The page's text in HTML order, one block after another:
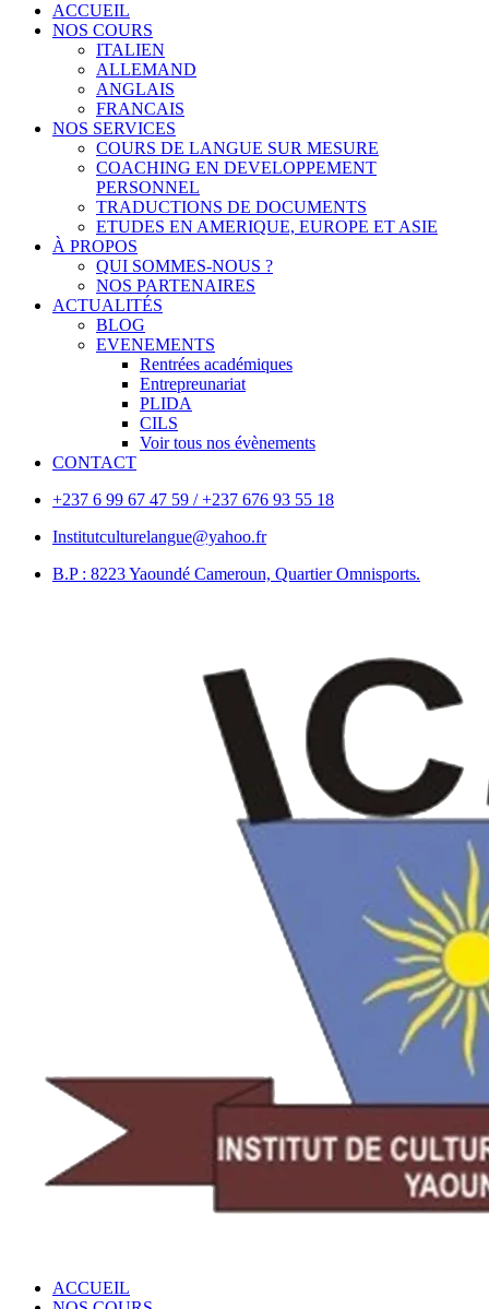
ACCUEIL
NOS COURS
ITALIEN
ALLEMAND
ANGLAIS
FRANCAIS
NOS SERVICES
COURS DE LANGUE SUR MESURE
COACHING EN DEVELOPPEMENT
PERSONNEL
TRADUCTIONS DE DOCUMENTS
ETUDES EN AMERIQUE, EUROPE ET ASIE
À PROPOS
QUI SOMMES-NOUS ?
NOS PARTENAIRES
ACTUALITÉS
BLOG
EVENEMENTS
Rentrées académiques
Entrepreunariat
PLIDA
CILS
Voir tous nos évènements
CONTACT
+237 6 99 67 47 59 / +237 676 93 55 18
Institutculturelangue@yahoo.fr
B.P : 8223 Yaoundé Cameroun, Quartier Omnisports.
ACCUEIL